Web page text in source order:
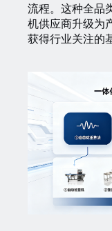
流程。这种全品
机供应商升级为
获得行业关注的